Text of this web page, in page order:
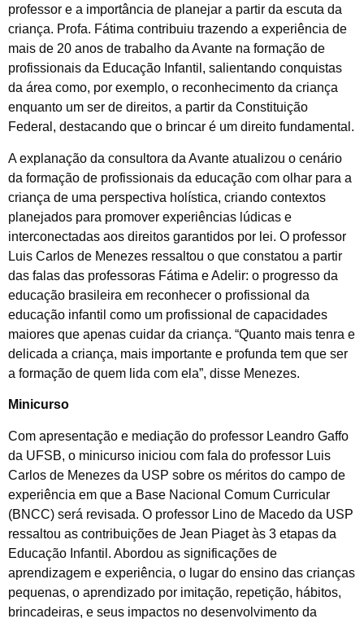
professor e a importância de planejar a partir da escuta da
criança. Profa. Fátima contribuiu trazendo a experiência de
mais de 20 anos de trabalho da Avante na formação de
profissionais da Educação Infantil, salientando conquistas
da área como, por exemplo, o reconhecimento da criança
enquanto um ser de direitos, a partir da Constituição
Federal, destacando que o brincar é um direito fundamental.
A explanação da consultora da Avante atualizou o cenário
da formação de profissionais da educação com olhar para a
criança de uma perspectiva holística, criando contextos
planejados para promover experiências lúdicas e
interconectadas aos direitos garantidos por lei. O professor
Luis Carlos de Menezes ressaltou o que constatou a partir
das falas das professoras Fátima e Adelir: o progresso da
educação brasileira em reconhecer o profissional da
educação infantil como um profissional de capacidades
maiores que apenas cuidar da criança. “Quanto mais tenra e
delicada a criança, mais importante e profunda tem que ser
a formação de quem lida com ela”, disse Menezes.
Minicurso
Com apresentação e mediação do professor Leandro Gaffo
da UFSB, o minicurso iniciou com fala do professor Luis
Carlos de Menezes da USP sobre os méritos do campo de
experiência em que a Base Nacional Comum Curricular
(BNCC) será revisada. O professor Lino de Macedo da USP
ressaltou as contribuições de Jean Piaget às 3 etapas da
Educação Infantil. Abordou as significações de
aprendizagem e experiência, o lugar do ensino das crianças
pequenas, o aprendizado por imitação, repetição, hábitos,
brincadeiras, e seus impactos no desenvolvimento da